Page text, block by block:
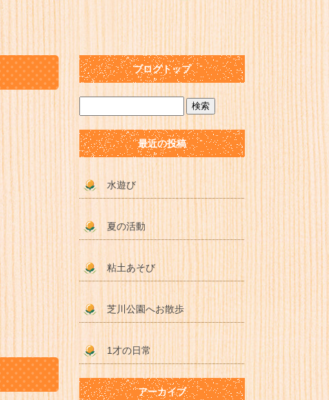
ブログトップ
最近の投稿
水遊び
夏の活動
粘土あそび
芝川公園へお散歩
1才の日常
アーカイブ